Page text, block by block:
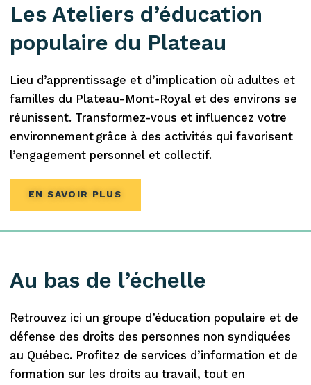
Les Ateliers d’éducation
populaire du Plateau
Lieu d’apprentissage et d’implication où adultes et
familles du Plateau-Mont-Royal et des environs se
réunissent. Transformez-vous et influencez votre
environnement grâce à des activités qui favorisent
l’engagement personnel et collectif.
EN SAVOIR PLUS
Au bas de l’échelle
Retrouvez ici un groupe d’éducation populaire et de
défense des droits des personnes non syndiquées
au Québec. Profitez de services d’information et de
formation sur les droits au travail, tout en